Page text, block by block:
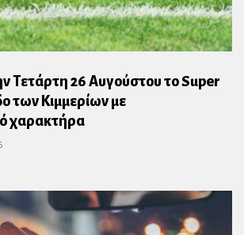
Τετάρτη 26 Αυγούστου το Super
των Κιμμερίων με
χαρακτήρα